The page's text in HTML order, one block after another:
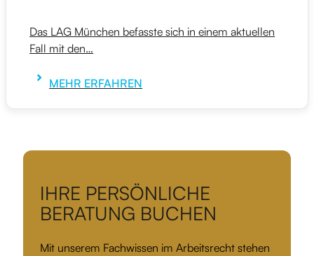
Das LAG München befasste sich in einem aktuellen
Fall mit den…
MEHR ERFAHREN
IHRE PERSÖNLICHE
BERATUNG BUCHEN
Mit unserem Fachwissen im Arbeitsrecht stehen